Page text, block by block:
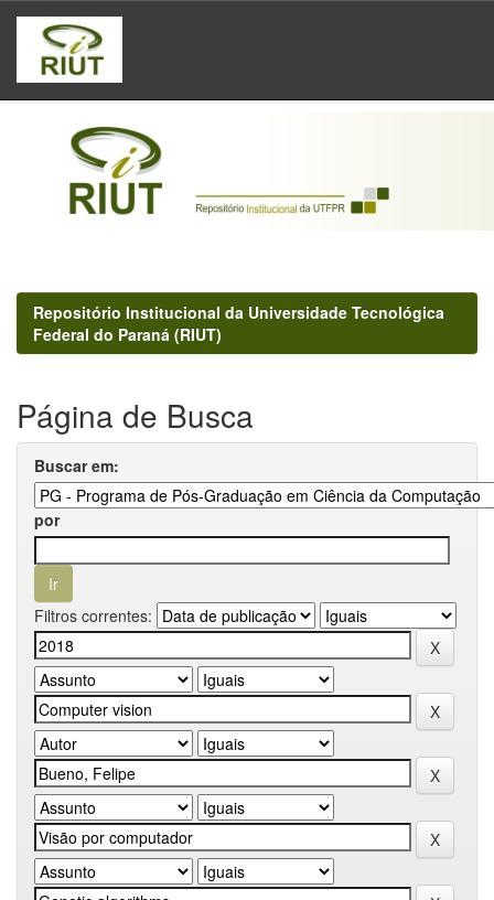
Skip
navigation
Repositório Institucional da Universidade Tecnológica
Federal do Paraná (RIUT)
Página de Busca
Buscar em:
por
Filtros correntes: